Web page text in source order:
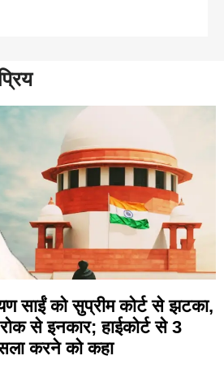
साईं को सुप्रीम कोर्ट से झटका,
से इनकार; हाईकोर्ट से 3
करने को कहा